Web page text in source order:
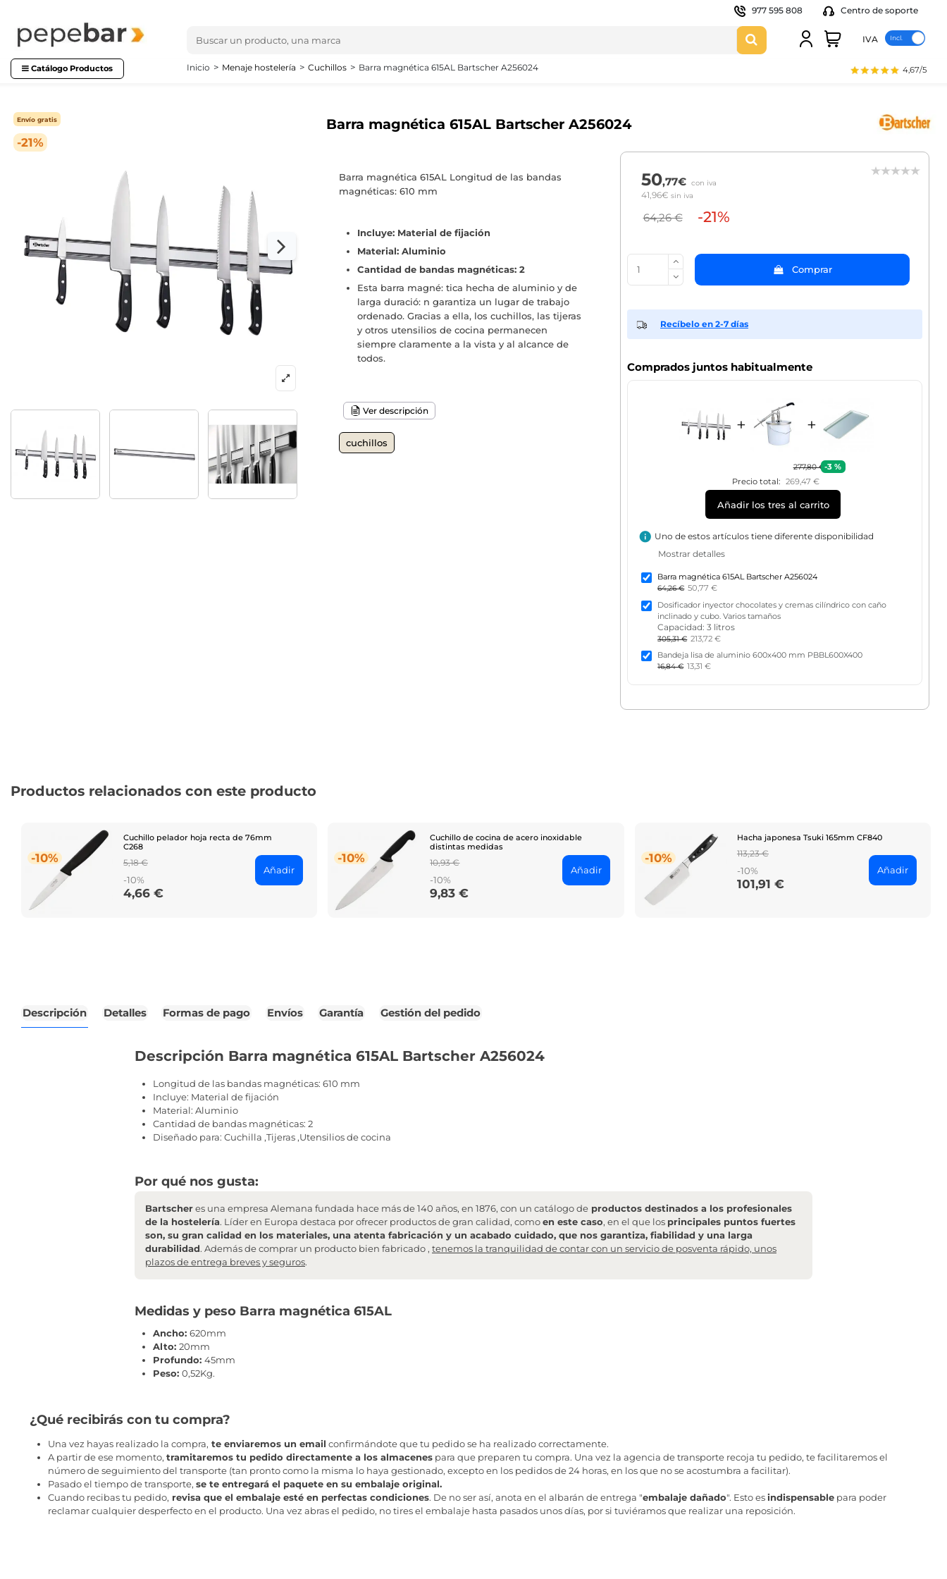
977 595 808 Centro de soporte
IVA
Catálogo Productos 4,67/5
Inicio Menaje hostelería Cuchillos Barra magnética 615AL Bartscher A256024
-21%
Envío gratis Barra magnética 615AL Bartscher A256024
Barra magnética 615AL Longitud de las bandas
magnéticas: 610 mm
Incluye: Material de fijación
Material: Aluminio
Cantidad de bandas magnéticas: 2
Esta barra magné: tica hecha de aluminio y de
larga duració: n garantiza un lugar de trabajo
ordenado. Gracias a ella, los cuchillos, las tijeras
y otros utensilios de cocina permanecen
siempre claramente a la vista y al alcance de
todos.
Ver descripción
cuchillos
50,77€ con iva
41,96€ sin iva
64,26 € -21%
Comprar
Recíbelo en 2-7 días
Comprados juntos habitualmente
+ +
277,80 € -3 %
Precio total: 269,47 €
Añadir los tres al carrito
info Uno de estos artículos tiene diferente disponibilidad
Mostrar detalles
Barra magnética 615AL Bartscher A256024
64,26 € 50,77 €
Dosificador inyector chocolates y cremas cilíndrico con caño
inclinado y cubo. Varios tamaños
Capacidad: 3 litros
305,31 € 213,72 €
Bandeja lisa de aluminio 600x400 mm PBBL600X400
16,84 € 13,31 €
Productos relacionados con este producto
-10%
Cuchillo pelador hoja recta de 76mm
C268
Regular
price
5,18 €
-10%
Price
4,66 €
Añadir
-10%
Cuchillo de cocina de acero inoxidable
distintas medidas
Regular
price
10,93 €
-10%
Price
9,83 €
Añadir
-10%
Hacha japonesa Tsuki 165mm CF840
Regular
price
113,23 €
-10%
Price
101,91 €
Añadir
Descripción Detalles Formas de pago Envíos Garantía Gestión del pedido
Descripción Barra magnética 615AL Bartscher A256024
Longitud de las bandas magnéticas: 610 mm
Incluye: Material de fijación
Material: Aluminio
Cantidad de bandas magnéticas: 2
Diseñado para: Cuchilla ,Tijeras ,Utensilios de cocina
Por qué nos gusta:
Bartscheres una empresa Alemana fundada hace más de 140 años, en 1876, con un catálogo de productos destinados a los profesionales
de la hostelería. Líder en Europa destaca por ofrecer productos de gran calidad, comoen este caso, en el que los principales puntos fuertes
son, su gran calidad en los materiales, una atenta fabricación y un acabado cuidado, que nos garantiza, fiabilidad y una larga
durabilidad. Además de comprar un producto bien fabricado , tenemos la tranquilidad de contar con un servicio de posventa rápido, unos
plazos de entrega breves y seguros.
Medidas y peso Barra magnética 615AL
Ancho: 620mm
Alto: 20mm
Profundo: 45mm
Peso: 0,52Kg.
¿Qué recibirás con tu compra?
Una vez hayas realizado la compra, te enviaremos un email confirmándote que tu pedido se ha realizado correctamente.
A partir de ese momento, tramitaremos tu pedido directamente a los almacenespara que preparen tu compra. Una vez la agencia de transporte recoja tu pedido, te facilitaremos el
número de seguimiento del transporte (tan pronto como la misma lo haya gestionado, excepto en los pedidos de 24 horas, en los que no se acostumbra a facilitar).
Pasado el tiempo de transporte, se te entregará el paquete en su embalaje original.
Cuando recibas tu pedido, revisa que el embalaje esté en perfectas condiciones. De no ser así, anota en el albarán de entrega "embalaje dañado". Esto esindispensablepara poder
reclamar cualquier desperfecto en el producto. Una vez abras el pedido, no tires el embalaje hasta pasados unos días, por si tuviéramos que realizar una reposición.